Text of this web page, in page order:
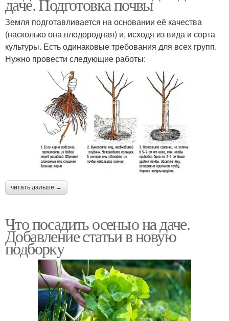
даче. Подготовка почвы
Земля подготавливается на основании её качества
(насколько она плодородная) и, исходя из вида и сорта
культуры. Есть одинаковые требования для всех групп.
Нужно провести следующие работы:
читать дальше →
Что посадить осенью на даче.
Добавление статьи в новую
подборку